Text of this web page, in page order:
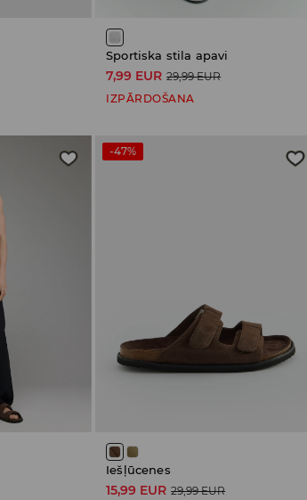
Sportiska stila apavi
7,99 EUR 29,99 EUR
IZPĀRDOŠANA
-47%
Iešļūcenes
15,99 EUR 29,99 EUR